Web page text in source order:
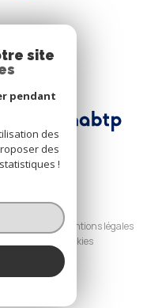
réservés
Mentions légales
Cookies
site
pendant
des
des
!